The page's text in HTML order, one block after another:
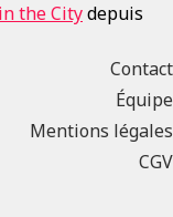
the Citydepuis
Contact
Équipe
Mentions légales
CGV